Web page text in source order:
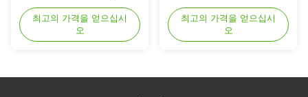
Introduction Boiler Economizer
fin tubes are manufactured
using high-quality carbon steel,
resistance to high temperature,
최고의 가격을 얻으십시
오
extended fins to significantly
increase the effective heat
transfer area. Available in both
round and rectangular
specific ...
최고의 가격을 얻으십시
오